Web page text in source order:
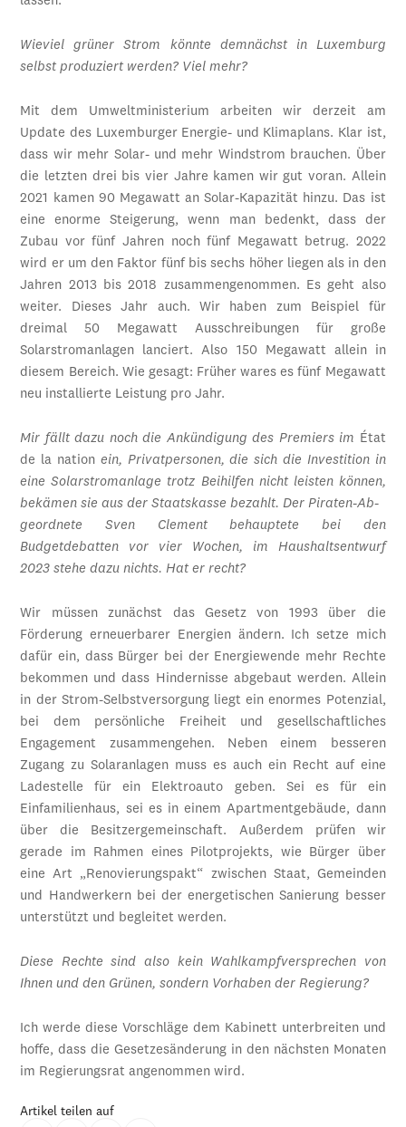
Wieviel grüner Strom könnte demnächst in Luxemburg
selbst produziert werden? Viel mehr?
Mit dem Umweltministerium arbeiten wir derzeit am
Update des Luxemburger Energie- und Klimaplans. Klar ist,
dass wir mehr Solar- und mehr Windstrom brauchen. Über
die letzten drei bis vier Jahre kamen wir gut voran. Allein
2021 kamen 90 Megawatt an Solar-Kapazität hinzu. Das ist
eine enorme Steigerung, wenn man bedenkt, dass der
Zubau vor fünf Jahren noch fünf Megawatt betrug. 2022
wird er um den Faktor fünf bis sechs höher liegen als in den
Jahren 2013 bis 2018 zusammengenommen. Es geht also
weiter. Dieses Jahr auch. Wir haben zum Beispiel für
dreimal 50 Megawatt Ausschreibungen für große
Solarstromanlagen lanciert. Also 150 Megawatt allein in
diesem Bereich. Wie gesagt: Früher wares es fünf Megawatt
neu installierte Leistung pro Jahr.
Mir fällt dazu noch die Ankündigung des Premiers im État
de la nation ein, Privatpersonen, die sich die Investition in
eine Solarstromanlage trotz Beihilfen nicht leisten können,
bekämen sie aus der Staatskasse bezahlt. Der Piraten-Ab-
geordnete Sven Clement behauptete bei den
Budgetdebatten vor vier Wochen, im Haushaltsentwurf
2023 stehe dazu nichts. Hat er recht?
Wir müssen zunächst das Gesetz von 1993 über die
Förderung erneuerbarer Energien ändern. Ich setze mich
dafür ein, dass Bürger bei der Energiewende mehr Rechte
bekommen und dass Hindernisse abgebaut werden. Allein
in der Strom-Selbstversorgung liegt ein enormes Potenzial,
bei dem persönliche Freiheit und gesellschaftliches
Engagement zusammengehen. Neben einem besseren
Zugang zu Solaranlagen muss es auch ein Recht auf eine
Ladestelle für ein Elektroauto geben. Sei es für ein
Einfamilienhaus, sei es in einem Apartmentgebäude, dann
über die Besitzergemeinschaft. Außerdem prüfen wir
gerade im Rahmen eines Pilotprojekts, wie Bürger über
eine Art „Renovierungspakt“ zwischen Staat, Gemeinden
und Handwerkern bei der energetischen Sanierung besser
unterstützt und begleitet werden.
Diese Rechte sind also kein Wahlkampfversprechen von
Ihnen und den Grünen, sondern Vorhaben der Regierung?
Ich werde diese Vorschläge dem Kabinett unterbreiten und
hoffe, dass die Gesetzesänderung in den nächsten Monaten
im Regierungsrat angenommen wird.
Artikel teilen auf